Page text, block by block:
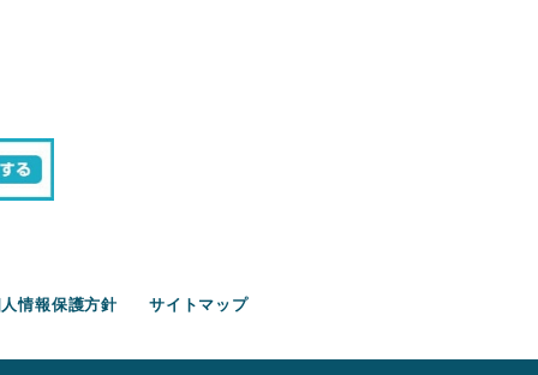
情報保護方針 サイトマップ